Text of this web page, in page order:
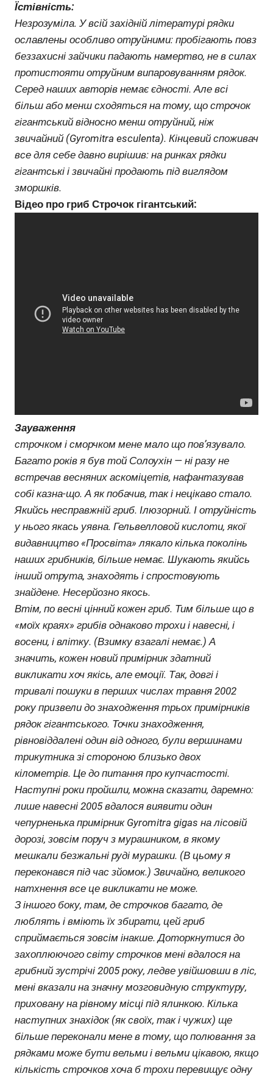
Їстівність:
Незрозуміла. У всій західній літературі рядки
ославлены особливо отруйними: пробігають повз
беззахисні зайчики падають намертво, не в силах
протистояти отруйним випаровуванням рядок.
Серед наших авторів немає єдності. Але всі
більш або менш сходяться на тому, що строчок
гігантський відносно менш отруйний, ніж
звичайний (Gyromitra esculenta). Кінцевий споживач
все для себе давно вирішив: на ринках рядки
гігантські і звичайні продають під виглядом
зморшків.
Відео про гриб Строчок гігантський:
Зауваження
строчком і сморчком мене мало що пов’язувало.
Багато років я був той Солоухін — ні разу не
встречав весняних аскоміцетів, нафантазував
собі казна-що. А як побачив, так і нецікаво стало.
Якийсь несправжній гриб. Ілюзорний. І отруйність
у нього якась уявна. Гельвелловой кислоти, якої
видавництво «Просвіта» лякало кілька поколінь
наших грибників, більше немає. Шукають якийсь
інший отрута, знаходять і спростовують
знайдене. Несерйозно якось.
Втім, по весні цінний кожен гриб. Тим більше що в
«моїх краях» грибів однаково трохи і навесні, і
восени, і влітку. (Взимку взагалі немає.) А
значить, кожен новий примірник здатний
викликати хоч якісь, але емоції. Так, довгі і
тривалі пошуки в перших числах травня 2002
року призвели до знаходження трьох примірників
рядок гігантського. Точки знаходження,
рівновіддалені один від одного, були вершинами
трикутника зі стороною близько двох
кілометрів. Це до питання про купчастості.
Наступні роки пройшли, можна сказати, даремно:
лише навесні 2005 вдалося виявити один
чепурненька примірник Gyromitra gigas на лісовій
дорозі, зовсім поруч з мурашником, в якому
мешкали безжальні руді мурашки. (В цьому я
переконався під час зйомок.) Звичайно, великого
натхнення все це викликати не може.
З іншого боку, там, де строчков багато, де
люблять і вміють їх збирати, цей гриб
сприймається зовсім інакше. Доторкнутися до
захоплюючого світу строчков мені вдалося на
грибний зустрічі 2005 року, ледве увійшовши в ліс,
мені вказали на значну мозговидную структуру,
приховану на рівному місці під ялинкою. Кілька
наступних знахідок (як своїх, так і чужих) ще
більше переконали мене в тому, що полювання за
рядками може бути вельми і вельми цікавою, якщо
кількість строчков хоча б трохи перевищує одну